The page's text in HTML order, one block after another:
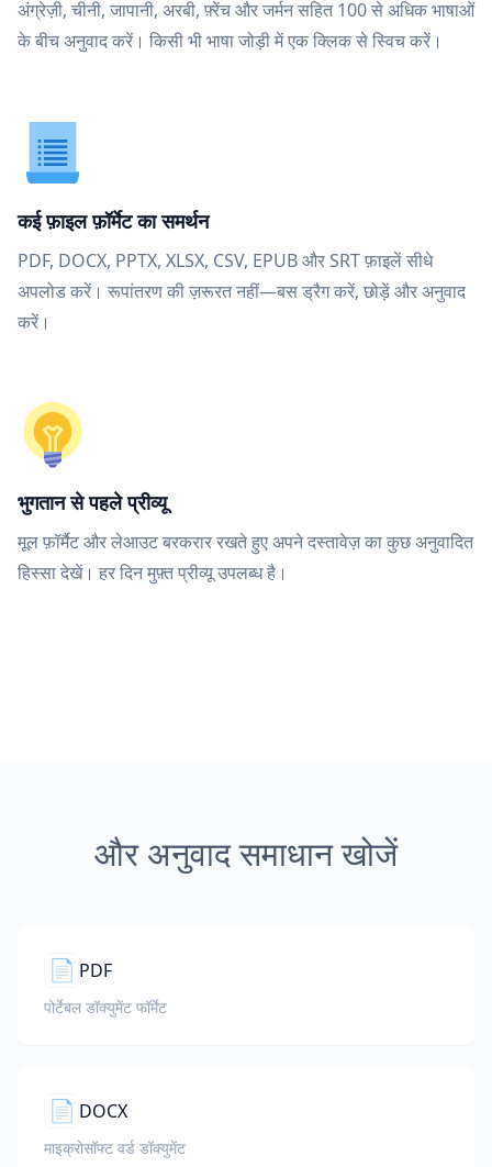
अंग्रेज़ी, चीनी, जापानी, अरबी, फ़्रेंच और जर्मन सहित 100 से अधिक भाषाओं
के बीच अनुवाद करें। किसी भी भाषा जोड़ी में एक क्लिक से स्विच करें।
कई फ़ाइल फ़ॉर्मेट का समर्थन
PDF, DOCX, PPTX, XLSX, CSV, EPUB और SRT फ़ाइलें सीधे
अपलोड करें। रूपांतरण की ज़रूरत नहीं—बस ड्रैग करें, छोड़ें और अनुवाद
करें।
भुगतान से पहले प्रीव्यू
मूल फ़ॉर्मैट और लेआउट बरकरार रखते हुए अपने दस्तावेज़ का कुछ अनुवादित
हिस्सा देखें। हर दिन मुफ़्त प्रीव्यू उपलब्ध है।
और अनुवाद समाधान खोजें
📄 PDF
पोर्टेबल डॉक्युमेंट फॉर्मेट
📄 DOCX
माइक्रोसॉफ्ट वर्ड डॉक्युमेंट